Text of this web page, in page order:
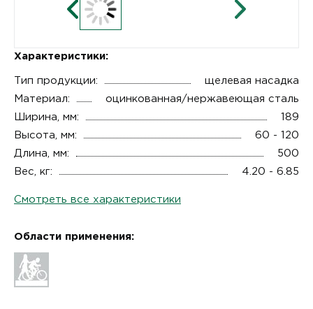
Характеристики:
Тип продукции:
щелевая насадка
Материал:
оцинкованная/нержавеющая сталь
Ширина, мм:
189
Высота, мм:
60 - 120
Длина, мм:
500
Вес, кг:
4.20 - 6.85
Смотреть все характеристики
Области применения: